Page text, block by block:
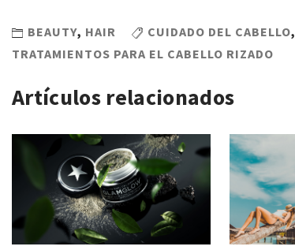
BEAUTY, HAIR CUIDADO DEL CABELLO,
TRATAMIENTOS PARA EL CABELLO RIZADO
Artículos relacionados